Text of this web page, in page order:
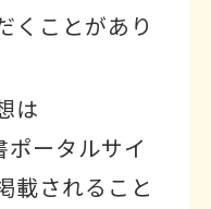
くことがあり
は
ポータルサイ
載されること